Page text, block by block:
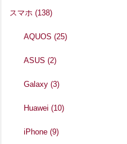
スマホ (138)
AQUOS(25)
ASUS(2)
Galaxy(3)
Huawei(10)
iPhone(9)